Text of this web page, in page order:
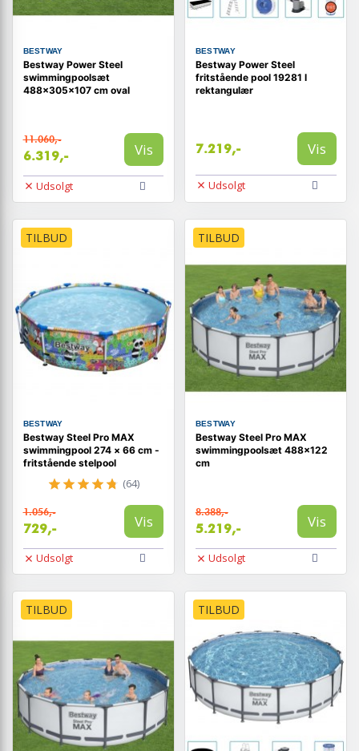
BESTWAY
Bestway Power Steel
swimmingpoolsæt
488x305x107 cm oval
11.060,-
6.319,- Vis
Udsolgt
BESTWAY
Bestway Power Steel
fritstående pool 19281 l
rektangulær
7.219,- Vis
Udsolgt
TILBUD
BESTWAY
Bestway Steel Pro MAX
swimmingpool 274 × 66 cm -
fritstående stelpool
(64)
1.056,-
729,- Vis
Udsolgt
TILBUD
BESTWAY
Bestway Steel Pro MAX
swimmingpoolsæt 488x122
cm
8.388,-
5.219,- Vis
Udsolgt
TILBUD TILBUD